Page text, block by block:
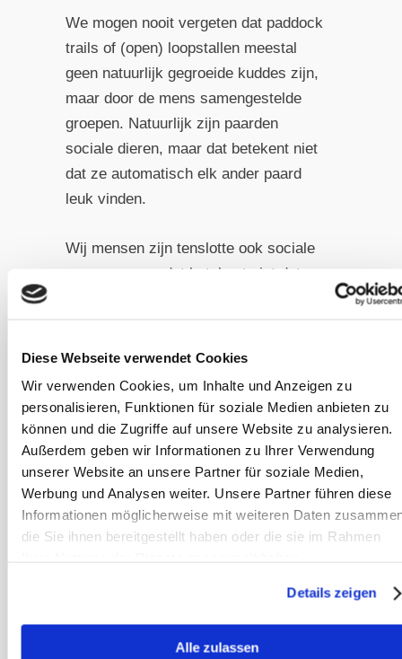
Diese Webseite verwendet Cookies
Wir verwenden Cookies, um Inhalte und Anzeigen zu
personalisieren, Funktionen für soziale Medien anbieten zu
können und die Zugriffe auf unsere Website zu analysieren.
Außerdem geben wir Informationen zu Ihrer Verwendung
unserer Website an unsere Partner für soziale Medien,
Werbung und Analysen weiter. Unsere Partner führen diese
Informationen möglicherweise mit weiteren Daten
die Sie ihnen bereitgestellt haben oder die sie im Rahmen
Details zeigen
Alle zulassen
We mogen nooit vergeten dat paddock
trails of (open) loopstallen meestal
geen natuurlijk gegroeide kuddes zijn,
maar door de mens samengestelde
groepen. Natuurlijk zijn paarden
sociale dieren, maar dat betekent niet
dat ze automatisch elk ander paard
leuk vinden.
Wij mensen zijn tenslotte ook sociale
wezens, maar dat betekent niet dat we
anders.
Op de weide zie je dan ook vaak dat
kuddes ‘uiteenvallen’ in kleine
groepjes. Dat zijn dan vaak
tweetallen of kleine groepjes van
drie of vier paarden die samen over
de weide trekken, in de schaduw
gaan staan of naar de drinkbak
Sommige paarden afzonderen zich
ook volledig van de groep en grazen